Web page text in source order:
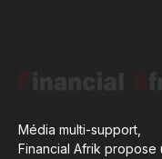
Média multi-support,
Financial Afrik propose